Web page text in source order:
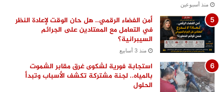
منذ أسبوعين
أمن الفضاء الرقمي.. هل حان الوقت لإعادة النظر
في التعامل مع المعتادين على الجرائم
السيبرانية؟
منذ 3 أسابيع
استجابة فورية لشكوى غرق مقابر الشموت
بالمياه.. لجنة مشتركة تكشف الأسباب وتبدأ
الحلول